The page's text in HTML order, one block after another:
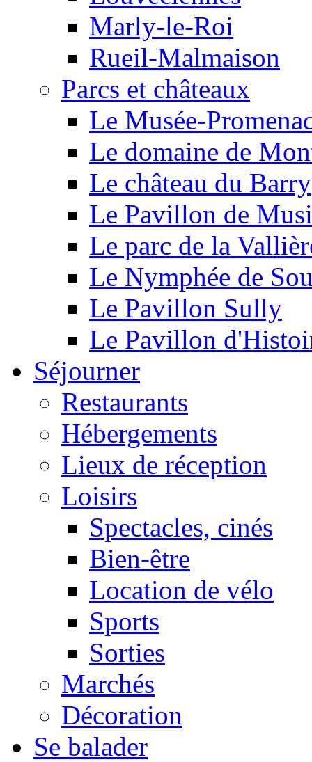
Marly-le-Roi
Rueil-Malmaison
Parcs et châteaux
Le Musée-
Le domaine de
Le château du Barry
Le Pavillon de
Le parc de la
Le Nymphée de
Le Pavillon Sully
Le Pavillon
Séjourner
Restaurants
Hébergements
Lieux de réception
Loisirs
Spectacles, cinés
Bien-être
Location de vélo
Sports
Sorties
Marchés
Décoration
Se balader